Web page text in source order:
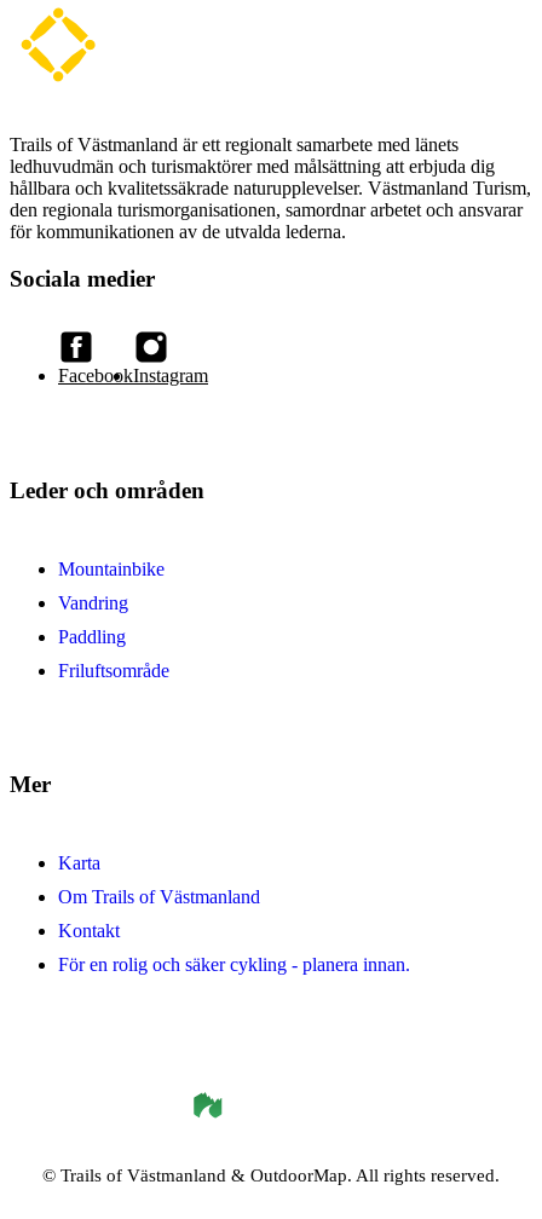
Trails of Västmanland är ett regionalt samarbete med länets
ledhuvudmän och turismaktörer med målsättning att erbjuda dig
hållbara och kvalitetssäkrade naturupplevelser. Västmanland Turism,
den regionala turismorganisationen, samordnar arbetet och ansvarar
för kommunikationen av de utvalda lederna.
Sociala medier
FacebookInstagram
Leder och områden
Mountainbike
Vandring
Paddling
Friluftsområde
Mer
Karta
Om Trails of Västmanland
Kontakt
För en rolig och säker cykling - planera innan.
© Trails of Västmanland & OutdoorMap. All rights reserved.